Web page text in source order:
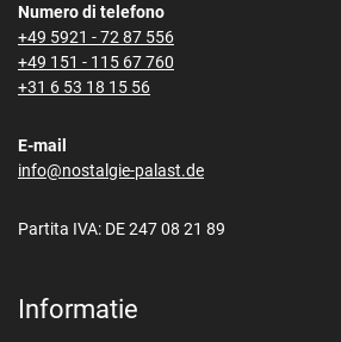
Numero di telefono
+49 5921 - 72 87 556
+49 151 - 115 67 760
+31 6 53 18 15 56
E-mail
info@nostalgie-palast.de
Partita IVA: DE 247 08 21 89
Informatie